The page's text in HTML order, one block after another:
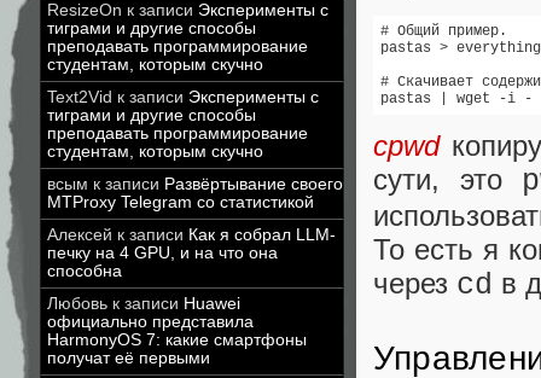
ResizeOn к записи Эксперименты с
тиграми и другие способы
преподавать программирование
студентам, которым скучно
Text2Vid к записи Эксперименты с
тиграми и другие способы
преподавать программирование
студентам, которым скучно
всым к записи Развёртывание своего
MTProxy Telegram со статистикой
Алексей к записи Как я собрал LLM-
печку на 4 GPU, и на что она
способна
Любовь к записи Huawei
официально представила
HarmonyOS 7: какие смартфоны
получат её первыми
# Общий пример.
pastas >
# Скачивает
pastas | wget -i -
cpwd
сути, это
То есть я
через cd в